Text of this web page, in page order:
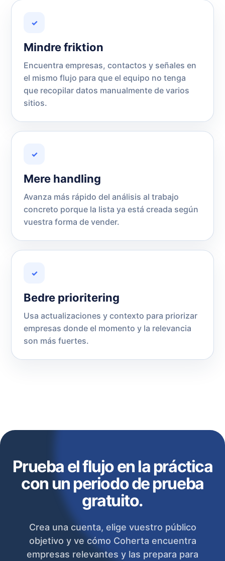
✓
Mindre friktion
Encuentra empresas, contactos y señales en
el mismo flujo para que el equipo no tenga
que recopilar datos manualmente de varios
sitios.
✓
Mere handling
Avanza más rápido del análisis al trabajo
concreto porque la lista ya está creada según
vuestra forma de vender.
✓
Bedre prioritering
Usa actualizaciones y contexto para priorizar
empresas donde el momento y la relevancia
son más fuertes.
Prueba el flujo en la práctica
con un periodo de prueba
gratuito.
Crea una cuenta, elige vuestro público
objetivo y ve cómo Coherta encuentra
empresas relevantes y las prepara para